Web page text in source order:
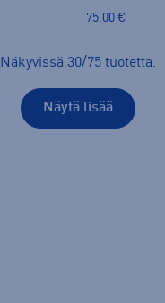
75,00 €
Näkyvissä 30/75 tuotetta.
Näytä lisää